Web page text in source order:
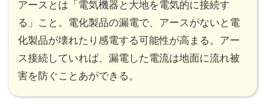
アースとは「電気機器と大地を電気的に接続す
る」こと。電化製品の漏電で、アースがないと電
化製品が壊れたり感電する可能性が高まる。アー
ス接続していれば、漏電した電流は地面に流れ被
害を防ぐことあができる。